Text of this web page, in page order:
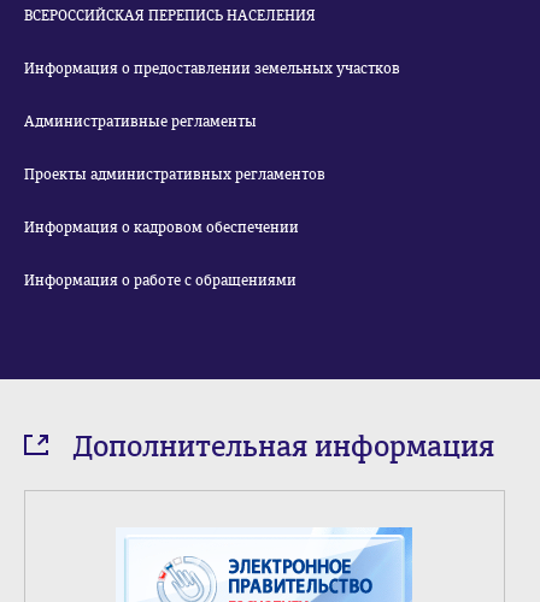
ВСЕРОССИЙСКАЯ ПЕРЕПИСЬ НАСЕЛЕНИЯ
Информация о предоставлении земельных участков
Административные регламенты
Проекты административных регламентов
Информация о кадровом обеспечении
Информация о работе с обращениями
Дополнительная информация